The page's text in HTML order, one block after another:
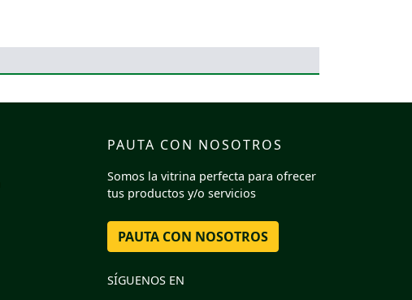
PAUTA CON NOSOTROS
Somos la vitrina perfecta para ofrecer
tus productos y/o servicios
PAUTA CON NOSOTROS
SÍGUENOS EN